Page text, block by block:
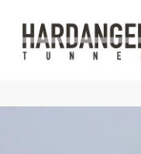
content